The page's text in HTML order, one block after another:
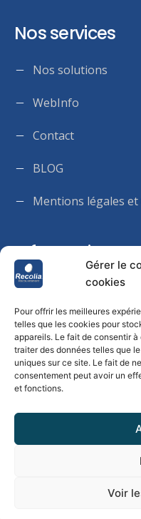
Gérer le
cookies
Pour offrir les meilleures
telles que les cookies pour
appareils. Le fait de consentir
traiter des données telles que
uniques sur ce site. Le fait de
consentement peut avoir un
et fonctions.
Voir
Nos services
Nos solutions
WebInfo
Contact
BLOG
Mentions légales
Informations
Lundi au jeudi : 8h00 –
Vendredi : 8h00 –
Samedi et Dimanche